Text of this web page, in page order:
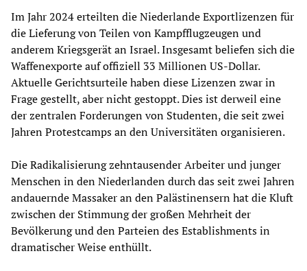
Im Jahr 2024 erteilten die Niederlande Exportlizenzen für
die Lieferung von Teilen von Kampfflugzeugen und
anderem Kriegsgerät an Israel. Insgesamt beliefen sich die
Waffenexporte auf offiziell 33 Millionen US-Dollar.
Aktuelle Gerichtsurteile haben diese Lizenzen zwar in
Frage gestellt, aber nicht gestoppt. Dies ist derweil eine
der zentralen Forderungen von Studenten, die seit zwei
Jahren Protestcamps an den Universitäten organisieren.
Die Radikalisierung zehntausender Arbeiter und junger
Menschen in den Niederlanden durch das seit zwei Jahren
andauernde Massaker an den Palästinensern hat die Kluft
zwischen der Stimmung der großen Mehrheit der
Bevölkerung und den Parteien des Establishments in
dramatischer Weise enthüllt.